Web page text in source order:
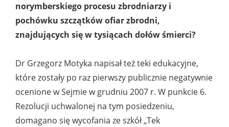
norymberskiego procesu zbrodniarzy i
pochówku szczątków ofiar zbrodni,
znajdujących się w tysiącach dołów śmierci?
Dr Grzegorz Motyka napisał też teki edukacyjne,
które zostały po raz pierwszy publicznie negatywnie
ocenione w Sejmie w grudniu 2007 r. W punkcie 6.
Rezolucji uchwalonej na tym posiedzeniu,
domagano się wycofania ze szkół „Tek